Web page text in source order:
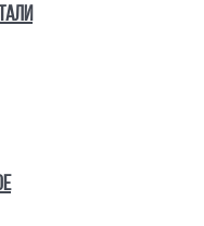
МЕТАЛЛОКАССЕТЫ